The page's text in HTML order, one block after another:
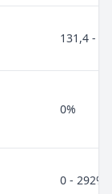
131,4 -
0%
0 - 292%